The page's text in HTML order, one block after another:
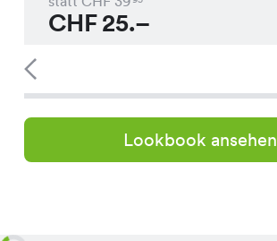
CHF25.–
Lookbook ansehen